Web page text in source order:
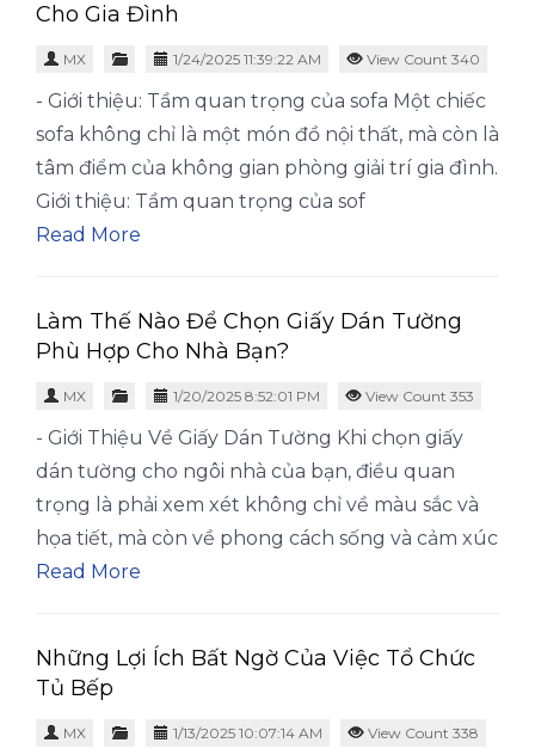
Cho Gia Đình
MX 1/24/2025 11:39:22 AM View Count 340
- Giới thiệu: Tầm quan trọng của sofa Một chiếc
sofa không chỉ là một món đồ nội thất, mà còn là
tâm điểm của không gian phòng giải trí gia đình.
Giới thiệu: Tầm quan trọng của sof
Read More
Làm Thế Nào Để Chọn Giấy Dán Tường
Phù Hợp Cho Nhà Bạn?
MX 1/20/2025 8:52:01 PM View Count 353
- Giới Thiệu Về Giấy Dán Tường Khi chọn giấy
dán tường cho ngôi nhà của bạn, điều quan
trọng là phải xem xét không chỉ về màu sắc và
họa tiết, mà còn về phong cách sống và cảm xúc
Read More
Những Lợi Ích Bất Ngờ Của Việc Tổ Chức
Tủ Bếp
MX 1/13/2025 10:07:14 AM View Count 338